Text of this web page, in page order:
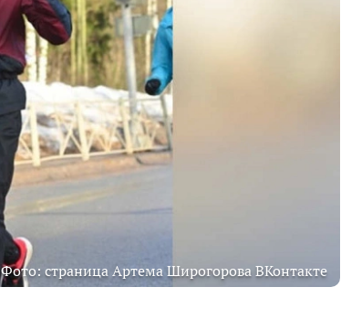
Фото: страница Артема Широгорова ВКонтакте